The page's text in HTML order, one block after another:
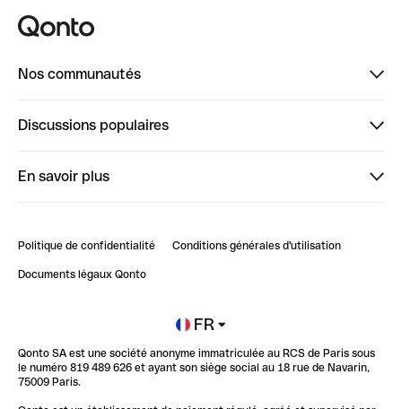
Nos communautés
ClubQonto
Discussions populaires
Impact de l'IA sur les carrières/productivité
En savoir plus
Blog
Newsroom
Glossaire finance
Politique de confidentialité Conditions générales d'utilisation
Documents légaux Qonto
FR
Qonto SA est une société anonyme immatriculée au RCS de Paris sous
le numéro 819 489 626 et ayant son siège social au 18 rue de Navarin,
75009 Paris.